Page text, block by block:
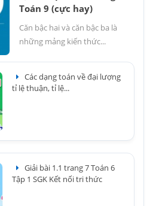
Toán 9 (cực hay)
Căn bậc hai và căn bậc ba là
những mảng kiến thức...
Các dạng toán về đại lượng
tỉ lệ thuận, tỉ lệ...
Giải bài 1.1 trang 7 Toán 6
Tập 1 SGK Kết nối tri thức